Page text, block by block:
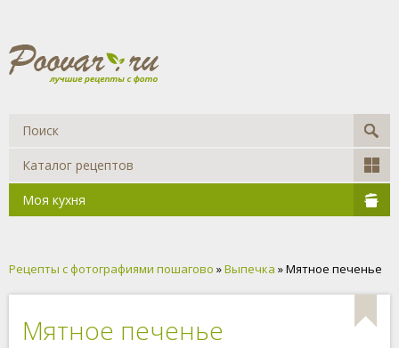
Каталог рецептов
Моя кухня
Рецепты с фотографиями пошагово »Выпечка » Мятное печенье
Мятное печенье